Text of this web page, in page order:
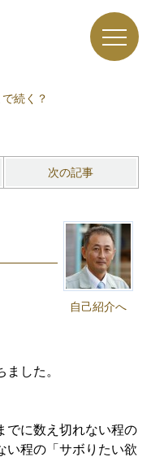
続く？
次の記事
自己紹介へ
した。
でに数え切れない程の
い程の「サボりたい欲